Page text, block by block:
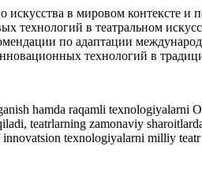
в мировом контексте
технологий в театральном
по адаптации
технологий в
hamda raqamli texnologiyalarni
teatrlarning zamonaviy
texnologiyalarni milliy